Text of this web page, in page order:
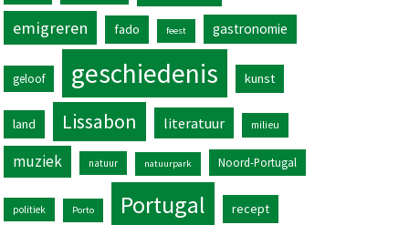
emigreren
fado feest gastronomie
geloof geschiedenis kunst
land Lissabon literatuur milieu
muziek natuur natuurpark Noord-Portugal
politiek Porto Portugal recept